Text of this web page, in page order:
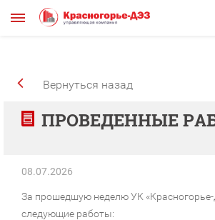
Вернуться назад
ПРОВЕДЕННЫЕ
08.07.2026
За прошедшую неделю УК
следующие работы: